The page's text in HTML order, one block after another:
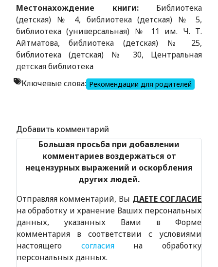
Местонахождение книги:Библиотека
(детская) № 4, библиотека (детская) № 5,
библиотека (универсальная) № 11 им. Ч. Т.
Айтматова, библиотека (детская) № 25,
библиотека (детская) № 30, Центральная
детская библиотека
Ключевые слова: Рекомендации для родителей
Добавить комментарий
Большая просьба при добавлении
комментариев воздержаться от
нецензурных выражений и оскорбления
других людей.
Отправляя комментарий, Вы ДАЕТЕ СОГЛАСИЕ
на обработку и хранение Ваших персональных
данных, указанных Вами в Форме
комментария в соответствии с условиями
настоящего согласияна обработку
персональных данных.